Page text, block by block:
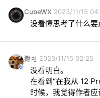
CubeWX 2023/11/15
没看懂思考了什么
獭可 2023/11/15 02:25
没看明白。
在看到“在我从 12
时候，我觉得作者